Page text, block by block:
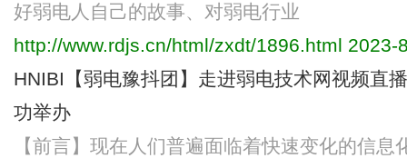
好弱电人自己的故事、对弱电行业
http://www.rdjs.cn/html/zxdt/1896.html 2023-
HNIBI【弱电豫抖团】走进弱电技术网视频直
功举办
【前言】现在人们普遍面临着快速变化的信